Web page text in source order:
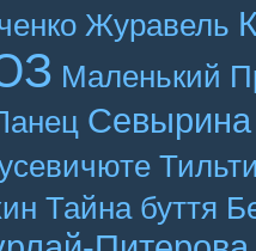
Журавель
Маленький
Севырина
Тайна буття